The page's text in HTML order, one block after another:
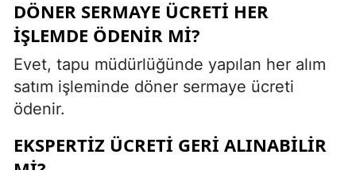
DÖNER SERMAYE ÜCRETI HER
IŞLEMDE ÖDENIR MI?
Evet, tapu müdürlüğünde yapılan her alım
satım işleminde döner sermaye ücreti
ödenir.
EKSPERTIZ ÜCRETI GERI ALINABILIR